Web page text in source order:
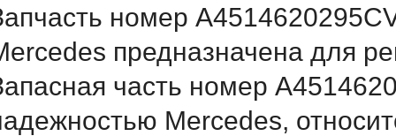
номер
предназначена для
часть номер
Mercedes,